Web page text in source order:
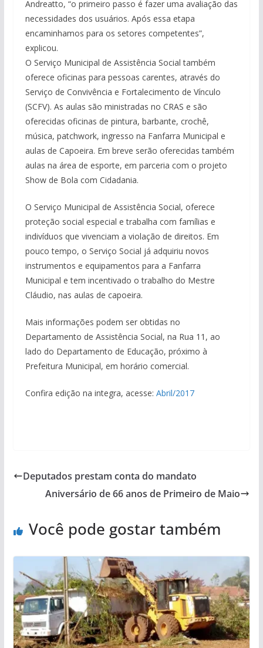
Andreatto, “o primeiro passo é fazer uma avaliação das
necessidades dos usuários. Após essa etapa
encaminhamos para os setores competentes”,
explicou.
O Serviço Municipal de Assistência Social também
oferece oficinas para pessoas carentes, através do
Serviço de Convivência e Fortalecimento de Vínculo
(SCFV). As aulas são ministradas no CRAS e são
oferecidas oficinas de pintura, barbante, crochê,
música, patchwork, ingresso na Fanfarra Municipal e
aulas de Capoeira. Em breve serão oferecidas também
aulas na área de esporte, em parceria com o projeto
Show de Bola com Cidadania.
O Serviço Municipal de Assistência Social, oferece
proteção social especial e trabalha com famílias e
indivíduos que vivenciam a violação de direitos. Em
pouco tempo, o Serviço Social já adquiriu novos
instrumentos e equipamentos para a Fanfarra
Municipal e tem incentivado o trabalho do Mestre
Cláudio, nas aulas de capoeira.
Mais informações podem ser obtidas no
Departamento de Assistência Social, na Rua 11, ao
lado do Departamento de Educação, próximo à
Prefeitura Municipal, em horário comercial.
Confira edição na integra, acesse: Abril/2017
Deputados prestam conta do mandato
Aniversário de 66 anos de Primeiro de Maio
Você pode gostar também